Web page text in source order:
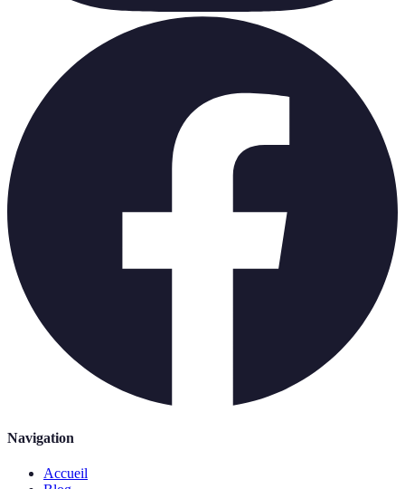
Navigation
Accueil